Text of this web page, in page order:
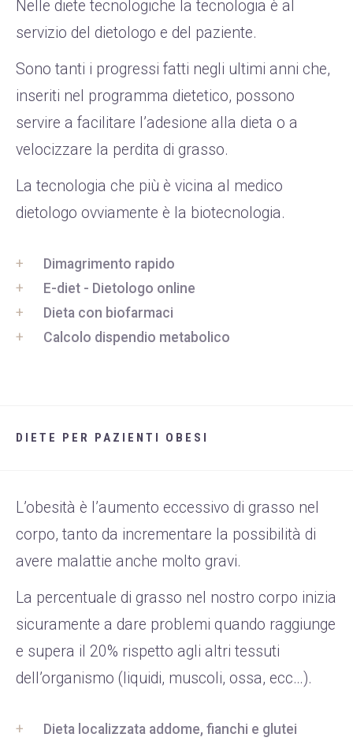
Nelle diete tecnologiche la tecnologia è al
servizio del dietologo e del paziente.
Sono tanti i progressi fatti negli ultimi anni che,
inseriti nel programma dietetico, possono
servire a facilitare l’adesione alla dieta o a
velocizzare la perdita di grasso.
La tecnologia che più è vicina al medico
dietologo ovviamente è la biotecnologia.
Dimagrimento rapido
E-diet - Dietologo online
Dieta con biofarmaci
Calcolo dispendio metabolico
DIETE PER PAZIENTI OBESI
L’obesità è l’aumento eccessivo di grasso nel
corpo, tanto da incrementare la possibilità di
avere malattie anche molto gravi.
La percentuale di grasso nel nostro corpo inizia
sicuramente a dare problemi quando raggiunge
e supera il 20% rispetto agli altri tessuti
dell’organismo (liquidi, muscoli, ossa, ecc…).
Dieta localizzata addome, fianchi e glutei